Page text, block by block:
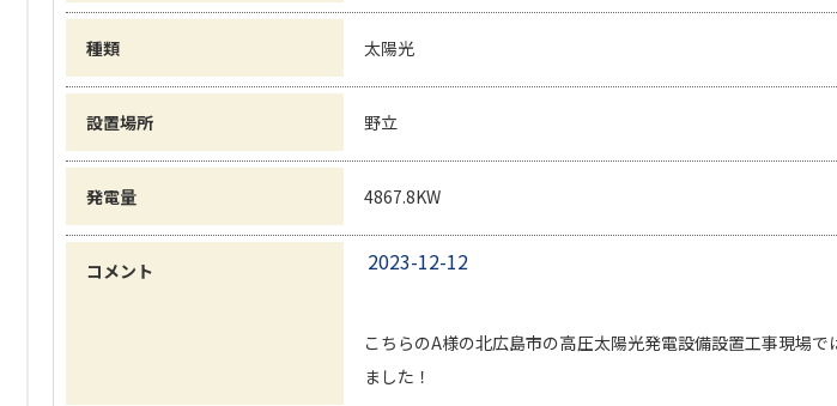
種類 太陽光
設置場所 野立
発電量 4867.8KW
コメント 2023-12-12
こちらのA様の北広島市の高圧太陽光発電設備設置工事現場
ました！